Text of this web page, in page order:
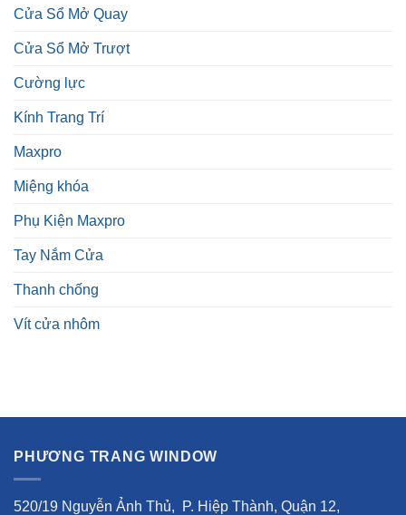
Cửa Sổ Mở Quay
Cửa Sổ Mở Trượt
Cường lực
Kính Trang Trí
Maxpro
Miệng khóa
Phụ Kiện Maxpro
Tay Nắm Cửa
Thanh chống
Vít cửa nhôm
PHƯƠNG TRANG WINDOW
520/19 Nguyễn Ảnh Thủ, P. Hiệp Thành, Quận 12,